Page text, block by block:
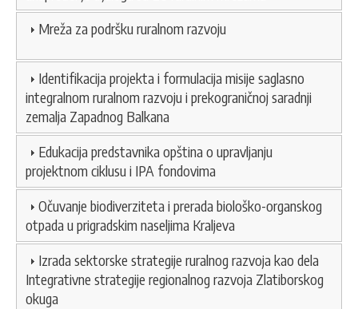
Mreža za podršku ruralnom razvoju
Identifikacija projekta i formulacija misije saglasno
integralnom ruralnom razvoju i prekograničnoj saradnji
zemalja Zapadnog Balkana
Edukacija predstavnika opština o upravljanju
projektnom ciklusu i IPA fondovima
Očuvanje biodiverziteta i prerada biološko-organskog
otpada u prigradskim naseljima Kraljeva
Izrada sektorske strategije ruralnog razvoja kao dela
Integrativne strategije regionalnog razvoja Zlatiborskog
okuga